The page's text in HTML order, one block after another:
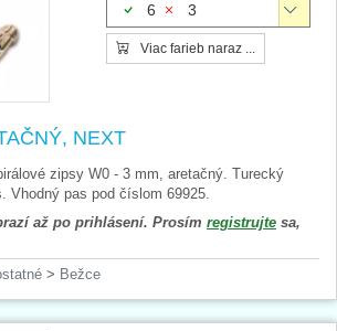
6 3
Viac farieb naraz ...
NEXT
zipsy W0 - 3 mm, aretačný. Turecký
Vhodný pas pod číslom 69925.
až po prihlásení. Prosím registrujte sa,
> Bežce